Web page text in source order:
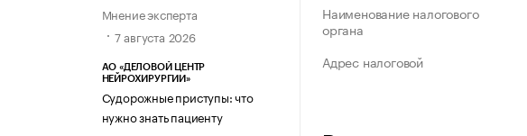
Мнение эксперта
7 августа 2026
АО «ДЕЛОВОЙ ЦЕНТР
НЕЙРОХИРУРГИИ»
Судорожные приступы: что
нужно знать пациенту
Наименование налогового
органа
Адрес налоговой